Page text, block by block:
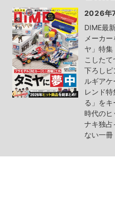
2026年
DIME最
メーカ
ヤ」特集
こした
下ろしピ
ルギア
レンド
る」を
時代のヒ
ナキ独占
ない一冊